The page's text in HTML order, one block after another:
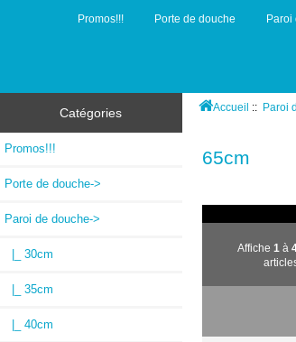
Promos!!! Porte de douche Paroi
Catégories
Promos!!!
Porte de douche->
Paroi de douche->
|_ 30cm
|_ 35cm
|_ 40cm
Accueil :: Paroi
65cm
Affiche 1 à